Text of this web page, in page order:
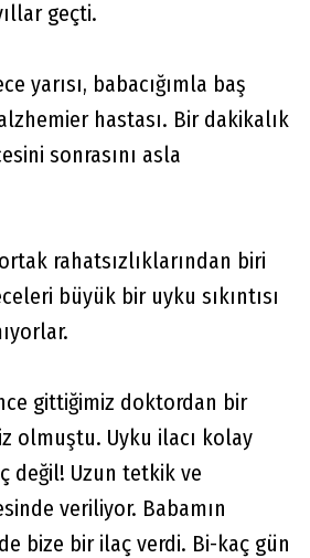
geçti.
yarısı, babacığımla baş
hastası. Bir dakikalık
sonrasını asla
rahatsızlıklarından biri
büyük bir uyku sıkıntısı
gittiğimiz doktordan bir
olmuştu. Uyku ilacı kolay
değil! Uzun tetkik ve
veriliyor. Babamın
bize bir ilaç verdi. Bi-kaç gün